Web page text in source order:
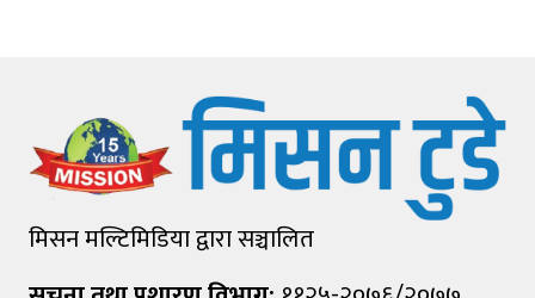
मिसन मल्टिमिडिया द्वारा सञ्चालित